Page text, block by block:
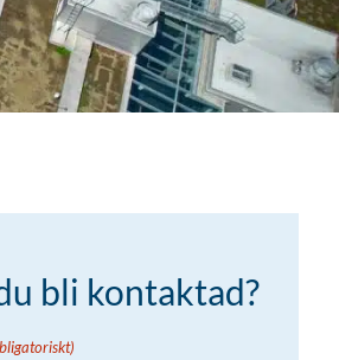
bli kontaktad?